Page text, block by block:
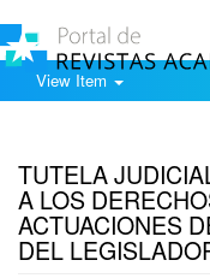
View Item
TUTELA
A LOS
ACTUACIONES
DEL